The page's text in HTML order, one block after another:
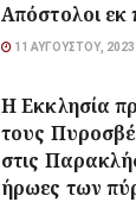
Απόστολοι
11 ΑΥΓΟΎΣΤΟΥ, 2023
Η Εκκλησία
τους
στις
ήρωες των